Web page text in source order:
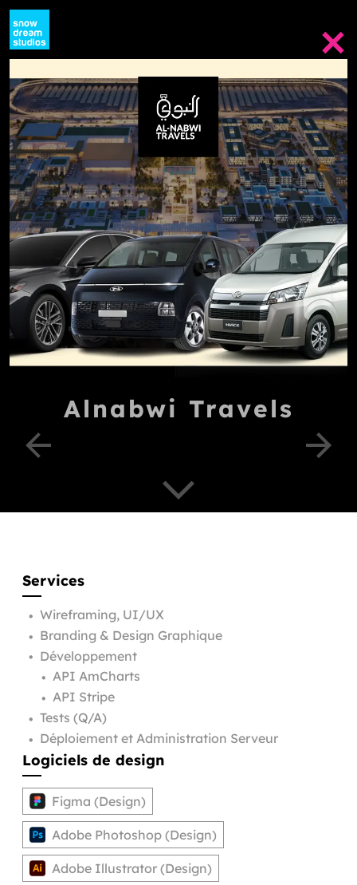
Alnabwi Travels
Services
• Wireframing, UI/UX
• Branding & Design Graphique
• Développement
• API AmCharts
• API Stripe
• Tests (Q/A)
• Déploiement et Administration Serveur
Logiciels de design
Figma (Design)
Adobe Photoshop (Design)
Adobe Illustrator (Design)